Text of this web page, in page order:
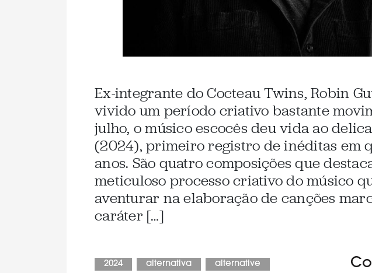
Ex-integrante do Cocteau Twins, Robin
vivido um período criativo bastante
julho, o músico escocês deu vida ao
(2024), primeiro registro de inéditas em
anos. São quatro composições que
meticuloso processo criativo do músico
aventurar na elaboração de canções
caráter […]
2024 alternativa alternative